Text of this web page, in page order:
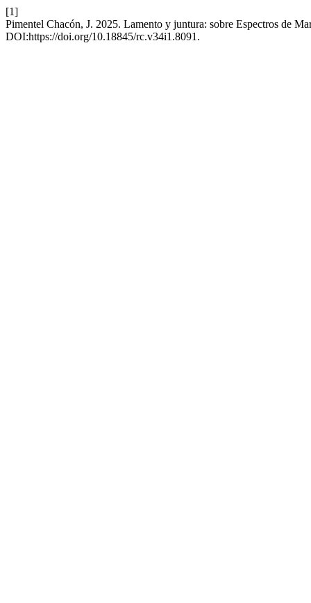
[1]
Pimentel Chacón, J. 2025. Lamento y juntura: sobre Espectros de
DOI:https://doi.org/10.18845/rc.v34i1.8091.